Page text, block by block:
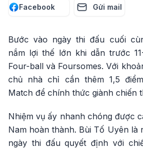
Facebook Gửi mail
Bước vào ngày thi đấu cuối
nắm lợi thế lớn khi dẫn trước
Four-ball và Foursomes. Với
chủ nhà chỉ cần thêm 1,5
Match để chính thức giành chiến
Nhiệm vụ ấy nhanh chóng được
Nam hoàn thành. Bùi Tố Uyên là
ngày thi đấu quyết định với